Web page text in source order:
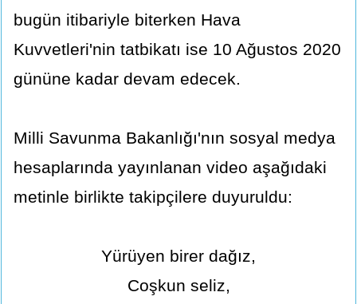
bugün itibariyle biterken Hava
Kuvvetleri'nin tatbikatı ise 10 Ağustos 2020
gününe kadar devam edecek.
Milli Savunma Bakanlığı'nın sosyal medya
hesaplarında yayınlanan video aşağıdaki
metinle birlikte takipçilere duyuruldu:
Yürüyen birer dağız,
Coşkun seliz,